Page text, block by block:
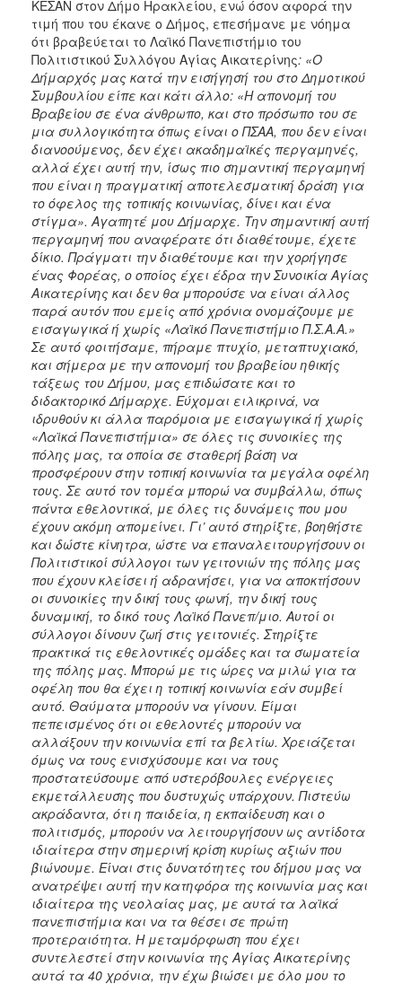
ΚΕΣΑΝ στον Δήμο Ηρακλείου, ενώ όσον αφορά την
τιμή που του έκανε ο Δήμος, επεσήμανε με νόημα
ότι βραβεύεται το Λαϊκό Πανεπιστήμιο του
Πολιτιστικού Συλλόγου Αγίας Αικατερίνης: «Ο
Δήμαρχός μας κατά την εισήγησή του στο Δημοτικού
Συμβουλίου είπε και κάτι άλλο: «Η απονομή του
Βραβείου σε ένα άνθρωπο, και στο πρόσωπο του σε
μια συλλογικότητα όπως είναι ο ΠΣΑΑ, που δεν είναι
διανοούμενος, δεν έχει ακαδημαϊκές περγαμηνές,
αλλά έχει αυτή την, ίσως πιο σημαντική περγαμηνή
που είναι η πραγματική αποτελεσματική δράση για
το όφελος της τοπικής κοινωνίας, δίνει και ένα
στίγμα». Αγαπητέ μου Δήμαρχε. Την σημαντική αυτή
περγαμηνή που αναφέρατε ότι διαθέτουμε, έχετε
δίκιο. Πράγματι την διαθέτουμε και την χορήγησε
ένας Φορέας, ο οποίος έχει έδρα την Συνοικία Αγίας
Αικατερίνης και δεν θα μπορούσε να είναι άλλος
παρά αυτόν που εμείς από χρόνια ονομάζουμε με
εισαγωγικά ή χωρίς «Λαϊκό Πανεπιστήμιο Π.Σ.Α.Α.»
Σε αυτό φοιτήσαμε, πήραμε πτυχίο, μεταπτυχιακό,
και σήμερα με την απονομή του βραβείου ηθικής
τάξεως του Δήμου, μας επιδώσατε και το
διδακτορικό Δήμαρχε. Εύχομαι ειλικρινά, να
ιδρυθούν κι άλλα παρόμοια με εισαγωγικά ή χωρίς
«Λαϊκά Πανεπιστήμια» σε όλες τις συνοικίες της
πόλης μας, τα οποία σε σταθερή βάση να
προσφέρουν στην τοπική κοινωνία τα μεγάλα οφέλη
τους. Σε αυτό τον τομέα μπορώ να συμβάλλω, όπως
πάντα εθελοντικά, με όλες τις δυνάμεις που μου
έχουν ακόμη απομείνει. Γι’ αυτό στηρίξτε, βοηθήστε
και δώστε κίνητρα, ώστε να επαναλειτουργήσουν οι
Πολιτιστικοί σύλλογοι των γειτονιών της πόλης μας
που έχουν κλείσει ή αδρανήσει, για να αποκτήσουν
οι συνοικίες την δική τους φωνή, την δική τους
δυναμική, το δικό τους Λαϊκό Πανεπ/μιο. Αυτοί οι
σύλλογοι δίνουν ζωή στις γειτονιές. Στηρίξτε
πρακτικά τις εθελοντικές ομάδες και τα σωματεία
της πόλης μας. Μπορώ με τις ώρες να μιλώ για τα
οφέλη που θα έχει η τοπική κοινωνία εάν συμβεί
αυτό. Θαύματα μπορούν να γίνουν. Είμαι
πεπεισμένος ότι οι εθελοντές μπορούν να
αλλάξουν την κοινωνία επί τα βελτίω. Χρειάζεται
όμως να τους ενισχύσουμε και να τους
προστατεύσουμε από υστερόβουλες ενέργειες
εκμετάλλευσης που δυστυχώς υπάρχουν. Πιστεύω
ακράδαντα, ότι η παιδεία, η εκπαίδευση και ο
πολιτισμός, μπορούν να λειτουργήσουν ως αντίδοτα
ιδιαίτερα στην σημερινή κρίση κυρίως αξιών που
βιώνουμε. Είναι στις δυνατότητες του δήμου μας να
ανατρέψει αυτή την κατηφόρα της κοινωνία μας και
ιδιαίτερα της νεολαίας μας, με αυτά τα λαϊκά
πανεπιστήμια και να τα θέσει σε πρώτη
προτεραιότητα. Η μεταμόρφωση που έχει
συντελεστεί στην κοινωνία της Αγίας Αικατερίνης
αυτά τα 40 χρόνια, την έχω βιώσει με όλο μου το